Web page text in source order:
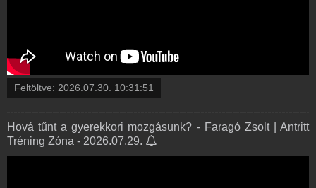
Feltöltve: 2026.07.30. 10:31:51
Hová tűnt a gyerekkori mozgásunk? - Faragó Zsolt | Antritt
Tréning Zóna - 2026.07.29.